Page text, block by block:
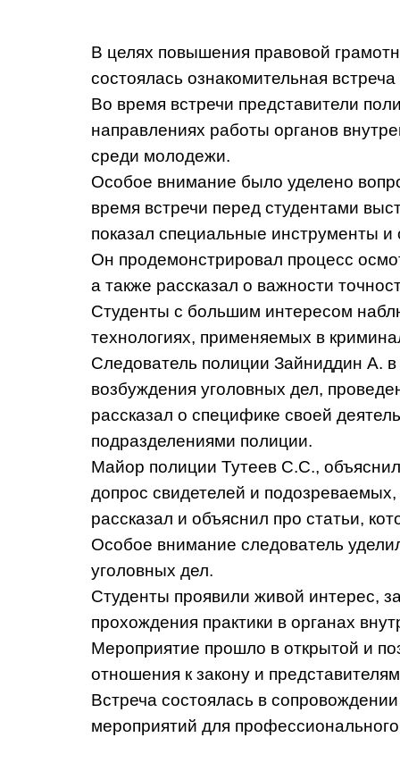
В целях повышения правовой
состоялась ознакомительная
Во время встречи представители
направлениях работы органов
среди молодежи.
Особое внимание было уделено
время встречи перед студентами
показал специальные инструменты
Он продемонстрировал процесс
а также рассказал о важности
Студенты с большим интересом
технологиях, применяемых в
Cледователь полиции Зайниддин А.
возбуждения уголовных дел,
рассказал о специфике своей
подразделениями полиции.
Майор полиции Тутеев С.С.,
допрос свидетелей и
рассказал и объяснил про статьи,
Особое внимание следователь
уголовных дел.
Студенты проявили живой интерес,
прохождения практики в органах
Мероприятие прошло в открытой и
отношения к закону и
Встреча состоялась в
мероприятий для